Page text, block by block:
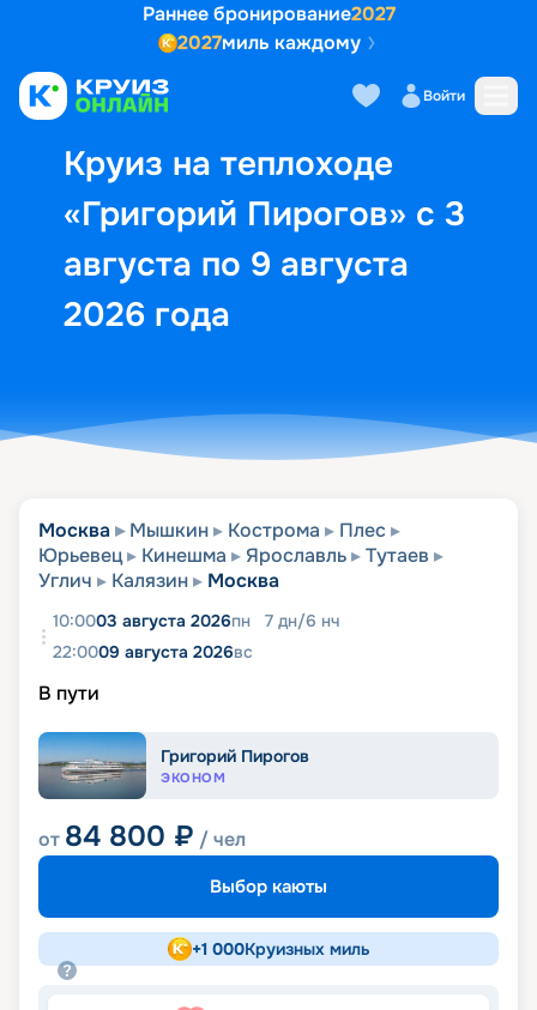
Раннее бронирование2027
2027миль каждому
Войти
Круиз на теплоходе
«Григорий Пирогов» с 3
августа по 9 августа
2026 года
Выбор кают Маршрут и
Москва Мышкин Кострома
Плес
Юрьевец
Кинешма Ярославль
Тутаев
Углич
Калязин Москва
10:0003 августа 2026пн 7 дн/6 нч
22:0009 августа 2026вс
В пути
Григорий Пирогов
ЭКОНОМ
от 84 800 ₽ / чел
Выбор каюты
+1 000Круизных миль